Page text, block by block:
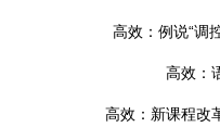
高效：例说“调
高效：
高效：新课程改